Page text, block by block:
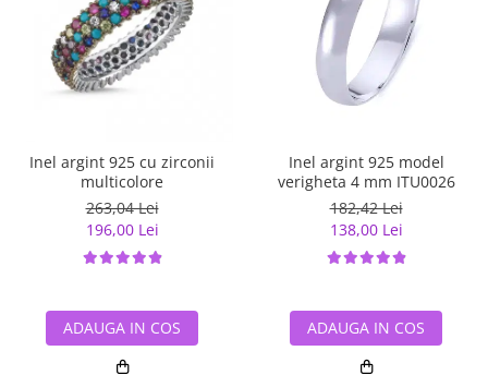
Inel argint 925 cu zirconii
multicolore
263,04 Lei
196,00 Lei
ADAUGA IN COS
Inel argint 925 model
verigheta 4 mm ITU0026
182,42 Lei
138,00 Lei
ADAUGA IN COS